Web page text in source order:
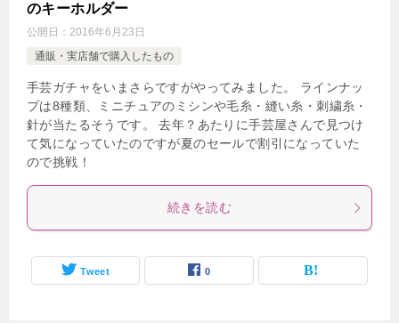
のキーホルダー
公開日： 2016年6月23日
通販・実店舗で購入したもの
手芸ガチャをいまさらですがやってみました。 ラインナッ
プは8種類、ミニチュアのミシンや毛糸・縫い糸・刺繍糸・
針が当たるそうです。 去年？あたりに手芸屋さんで見つけ
て気になっていたのですが夏のセールで割引になっていた
ので挑戦！
続きを読む
Tweet 0